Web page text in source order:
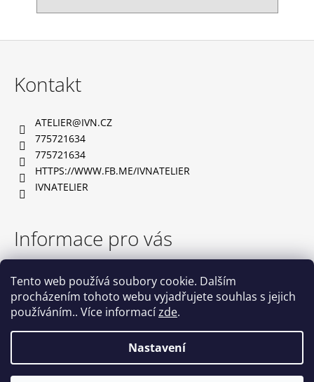
Tento web používá soubory cookie. Dalším
procházením tohoto webu vyjadřujete souhlas s jejich
používáním.. Více informacízde.
Nastavení
Kontakt
ATELIER@IVN.CZ
775721634
775721634
HTTPS://WWW.FB.ME/IVNATELIER
IVNATELIER
Informace pro vás
TABULKA VELIKOSTÍ
OBCHODNÍ PODMÍNKY
PODMÍNKY OCHRANY OSOBNÍCH ÚDAJŮ